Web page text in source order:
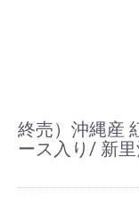
終売）沖縄産
ース入り/ 新